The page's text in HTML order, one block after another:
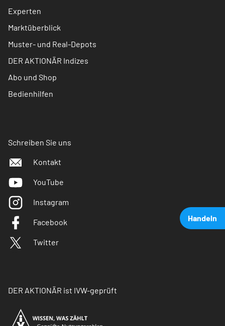
Handeln
Experten
Marktüberblick
Muster- und Real-Depots
DER AKTIONÄR Indizes
Abo und Shop
Bedienhilfen
Schreiben Sie uns
Kontakt
YouTube
Instagram
Facebook
Twitter
DER AKTIONÄR ist IVW-geprüft